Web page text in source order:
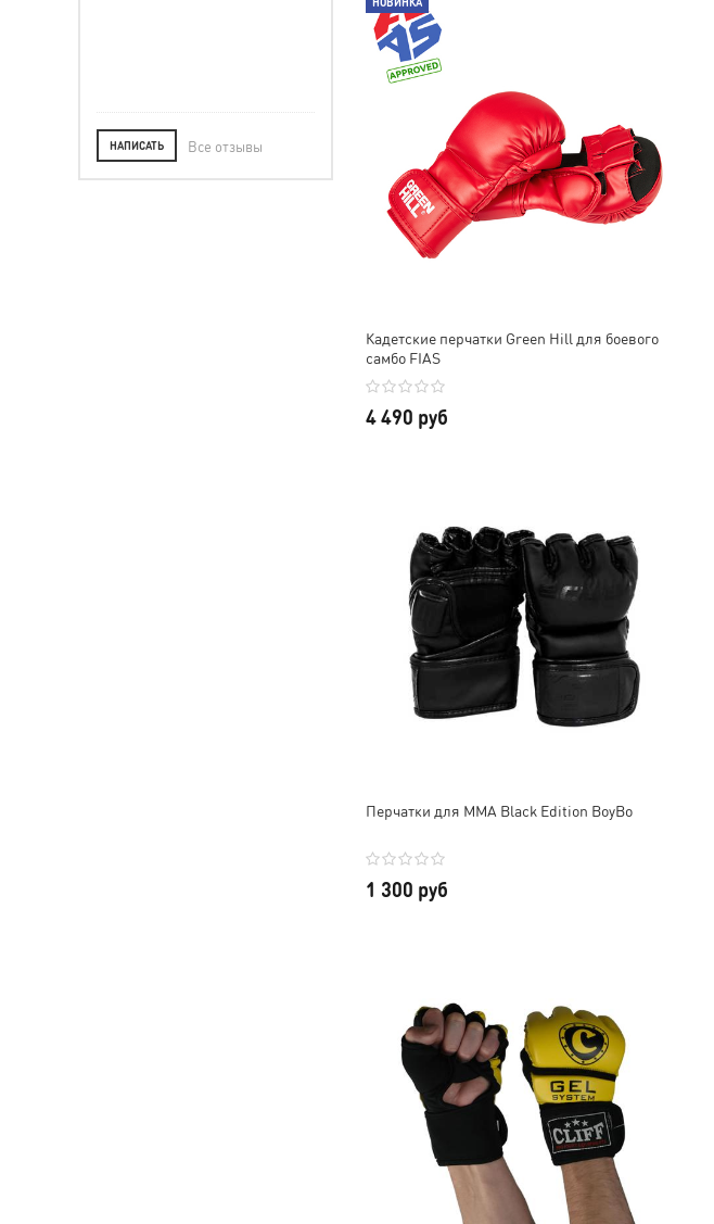
Кадетские перчатки Green Hill для боевого
самбо FIAS
4 490 руб
Перчатки для MMA Black Edition BoyBo
1 300 руб
НАПИСАТЬ Все отзывы